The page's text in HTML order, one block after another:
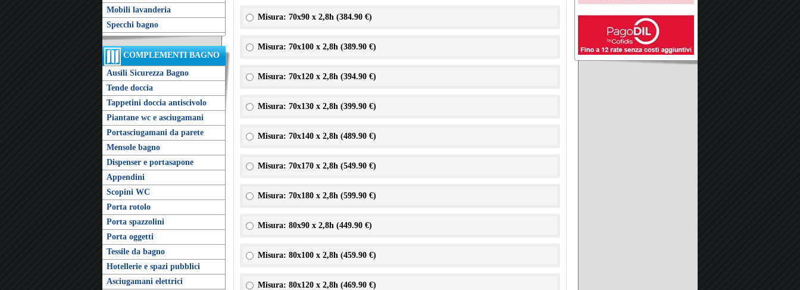
Mobili lavanderia
Specchi bagno
COMPLEMENTI BAGNO
Ausili Sicurezza Bagno
Tende doccia
Tappetini doccia antiscivolo
Piantane wc e asciugamani
Portasciugamani da parete
Mensole bagno
Dispenser e portasapone
Appendini
Scopini WC
Porta rotolo
Porta spazzolini
Porta oggetti
Tessile da bagno
Hotellerie e spazi pubblici
Asciugamani elettrici
Misura: 70x90 x 2,8h (384.90 €)
Misura: 70x100 x 2,8h (389.90 €)
Misura: 70x120 x 2,8h (394.90 €)
Misura: 70x130 x 2,8h (399.90 €)
Misura: 70x140 x 2,8h (489.90 €)
Misura: 70x170 x 2,8h (549.90 €)
Misura: 70x180 x 2,8h (599.90 €)
Misura: 80x90 x 2,8h (449.90 €)
Misura: 80x100 x 2,8h (459.90 €)
Misura: 80x120 x 2,8h (469.90 €)